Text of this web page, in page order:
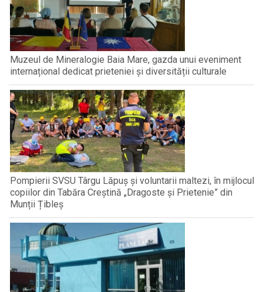
Muzeul de Mineralogie Baia Mare, gazda unui eveniment
internațional dedicat prieteniei și diversității culturale
Pompierii SVSU Târgu Lăpuș și voluntarii maltezi, în mijlocul
copiilor din Tabăra Creștină „Dragoste și Prietenie” din
Munții Țibleș